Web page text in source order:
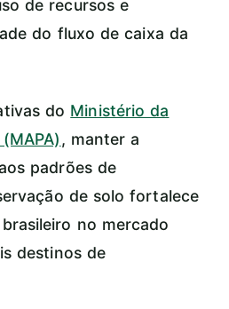
de recursos e
do fluxo de caixa da
do Ministério da
, manter a
padrões de
de solo fortalece
no mercado
destinos de